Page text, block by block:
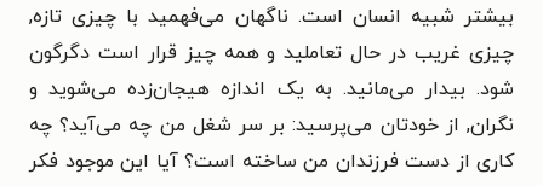
بیشتر شبیه انسان است. ناگهان می‌فهمید با چیزی تازه,
چیزی غریب در حال تعاملید و همه چیز قرار است دگرگون
شود. بیدار می‌مانید. به یک اندازه هیجان‌زده می‌شوید و
نگران, از خودتان می‌پرسید: بر سر شغل من چه می‌آید؟ چه
کاری از دست فرزندان من ساخته است؟ آیا این موجود فکر